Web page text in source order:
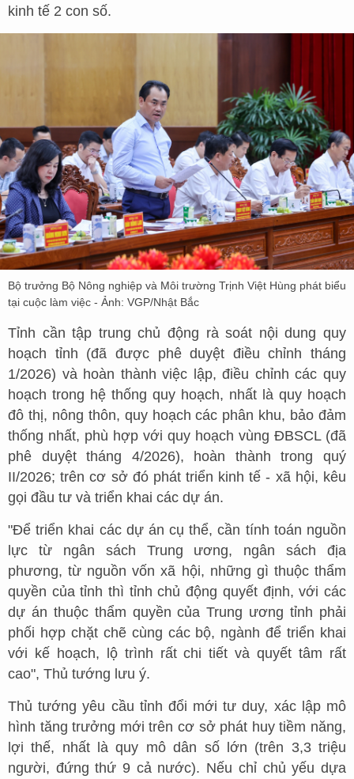
kinh tế 2 con số.
Bộ trưởng Bộ Nông nghiệp và Môi trường Trịnh Việt Hùng phát biểu
tại cuộc làm việc - Ảnh: VGP/Nhật Bắc
Tỉnh cần tập trung chủ động rà soát nội dung quy
hoạch tỉnh (đã được phê duyệt điều chỉnh tháng
1/2026) và hoàn thành việc lập, điều chỉnh các quy
hoạch trong hệ thống quy hoạch, nhất là quy hoạch
đô thị, nông thôn, quy hoạch các phân khu, bảo đảm
thống nhất, phù hợp với quy hoạch vùng ĐBSCL (đã
phê duyệt tháng 4/2026), hoàn thành trong quý
II/2026; trên cơ sở đó phát triển kinh tế - xã hội, kêu
gọi đầu tư và triển khai các dự án.
"Để triển khai các dự án cụ thể, cần tính toán nguồn
lực từ ngân sách Trung ương, ngân sách địa
phương, từ nguồn vốn xã hội, những gì thuộc thẩm
quyền của tỉnh thì tỉnh chủ động quyết định, với các
dự án thuộc thẩm quyền của Trung ương tỉnh phải
phối hợp chặt chẽ cùng các bộ, ngành để triển khai
với kế hoạch, lộ trình rất chi tiết và quyết tâm rất
cao", Thủ tướng lưu ý.
Thủ tướng yêu cầu tỉnh đổi mới tư duy, xác lập mô
hình tăng trưởng mới trên cơ sở phát huy tiềm năng,
lợi thế, nhất là quy mô dân số lớn (trên 3,3 triệu
người, đứng thứ 9 cả nước). Nếu chỉ chủ yếu dựa